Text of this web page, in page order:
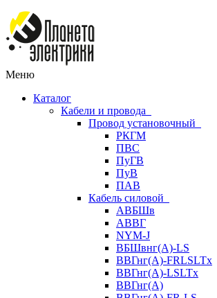
Меню
Каталог
Кабели и провода
Провод установочный
РКГМ
ПВС
ПуГВ
ПуВ
ПАВ
Кабель силовой
АВБШв
АВВГ
NYM-J
ВБШвнг(А)-LS
ВВГнг(A)-FRLSLTx
ВВГнг(A)-LSLTx
ВВГнг(А)